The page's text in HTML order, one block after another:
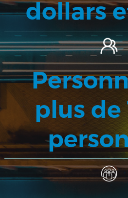
dollars
plus de